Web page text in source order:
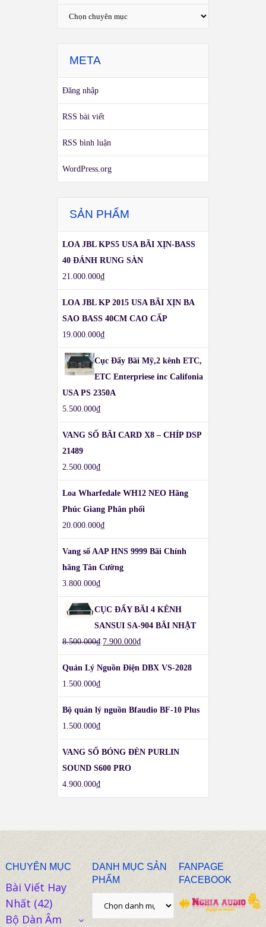
META
Đăng nhập
RSS bài viết
RSS bình luận
WordPress.org
SẢN PHẨM
LOA JBL KPS5 USA BÃI XỊN-BASS
40 ĐÁNH RUNG SÀN
21.000.000₫
LOA JBL KP 2015 USA BÃI XỊN BA
SAO BASS 40CM CAO CẤP
19.000.000₫
Cục Đẩy Bãi Mỹ,2 kênh ETC,
ETC Enterpriese inc Califonia
USA PS 2350A
5.500.000₫
VANG SỐ BÃI CARD X8 – CHÍP DSP
21489
2.500.000₫
Loa Wharfedale WH12 NEO Hãng
Phúc Giang Phân phối
20.000.000₫
Vang số AAP HNS 9999 Bãi Chính
hãng Tân Cường
3.800.000₫
CỤC ĐẨY BÃI 4 KÊNH
SANSUI SA-904 BÃI NHẬT
8.500.000₫ 7.900.000₫
Quản Lý Nguồn Điện DBX VS-2028
1.500.000₫
Bộ quản lý nguồn Bfaudio BF-10 Plus
1.500.000₫
VANG SỐ BÓNG ĐÈN PURLIN
SOUND S600 PRO
4.900.000₫
CHUYÊN MỤC
Bài Viết Hay
Nhất(42)
Bộ Dàn Âm
DANH MỤC SẢN
PHẨM
FANPAGE
FACEBOOK